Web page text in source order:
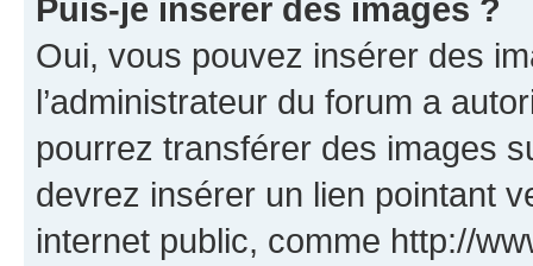
Puis-je insérer des images ?
Oui, vous pouvez insérer des
l’administrateur du forum a
pourrez transférer des images
devrez insérer un lien pointant
internet public, comme http://